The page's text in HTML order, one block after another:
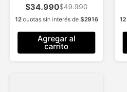
$34.990$49.990
12cuotas sin interés de $2916
Agregar al
carrito
12